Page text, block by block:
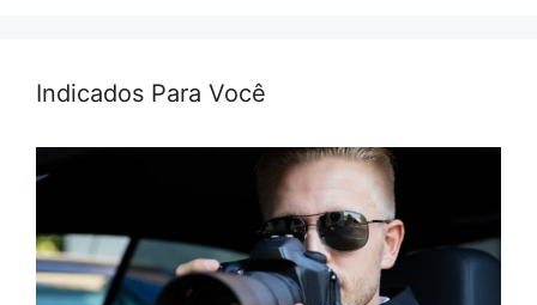
Indicados Para Você